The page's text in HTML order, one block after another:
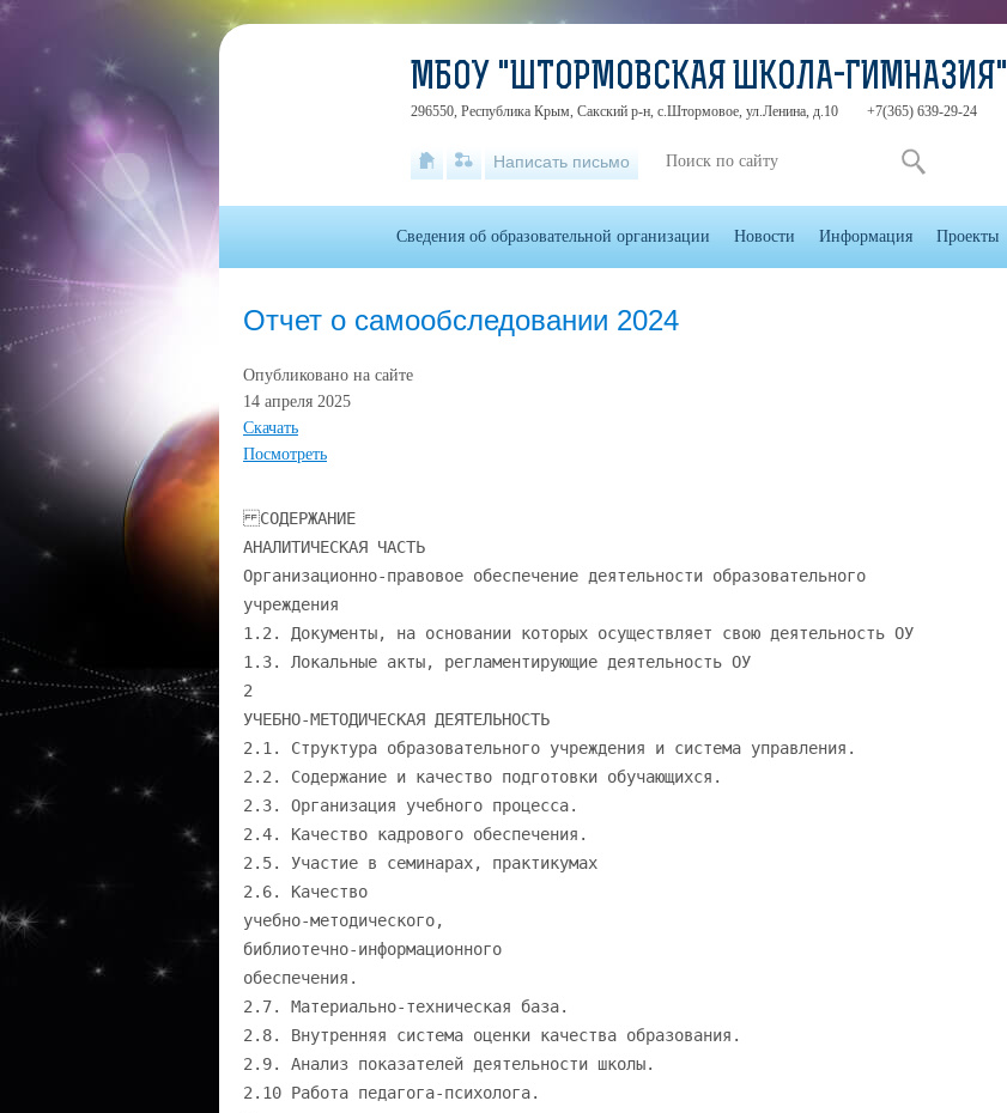
Отчет о самообследовании 2024
Опубликовано на сайте
14 апреля 2025
Скачать
Посмотреть
СОДЕРЖАНИЕ АНАЛИТИЧЕСКАЯ ЧАСТЬ Организационно-правовое обеспечение деятельности образовательного учреждения 1.2. Документы, на основании которых осуществляет свою деятельность ОУ 1.3. Локальные акты, регламентирующие деятельность ОУ 2 УЧЕБНО-МЕТОДИЧЕСКАЯ ДЕЯТЕЛЬНОСТЬ 2.1. Структура образовательного учреждения и система управления. 2.2. Содержание и качество подготовки обучающихся. 2.3. Организация учебного процесса. 2.4. Качество кадрового обеспечения. 2.5. Участие в семинарах, практикумах 2.6. Качество учебно-методического, библиотечно-информационного обеспечения. 2.7. Материально-техническая база. 2.8. Внутренняя система оценки качества образования. 2.9. Анализ показателей деятельности школы. 2.10 Работа педагога-психолога. 3 РЕЗУЛЬТАТЫ АНАЛИЗА, ОЦЕНКА ОБРАЗОВАТЕЛЬНОЙ ДЕЯТЕЛЬНОСТИ 3.1. Результаты основного государственного экзамена ГИА-9. 3.2. Результаты основного государственного экзамена ГИА-11. 3.3. Пути устранения низких показателей результатов ГИА. 3.4. Результаты ВПР 3.5. Результативность участия обучающихся в районных, республиканских, всероссийских научно-практических конкурсах. 3.6. Востребованность выпускников; 4 ХАРАКТЕРИСТИКА ВОСПИТАТЕЛЬНОЙ ДЕЯТЕЛЬНОСТИ 4.1. Организация внеурочной деятельности 5 ДОПОЛНИТЕЛЬНОЕ ОБРАЗОВАНИЕ ПРИЛОЖЕНИЯ 1 1.1. . 3 4 4 5 7 7 8 9 11 13 16 17 18 19 20 36 36 37 38 40 42 46 46 47 51 54 Отчет о самообследовании муниципального бюджетного общеобразовательного учреждения «Штормовская школа-гимназия» за 2024 год Нормативной правовой базой для проведения самообследования МБОУ «Штормовская школа – гимназия» служат документы: 1. Федеральный закон от 29.12.2012 № 273-ФЗ «Об образовании в Российской Федерации». 2. Порядок проведения самообследования образовательной организации, утвержденный приказом Минобрнауки России от 14.06.2013 № 462 (с изменениями, внесенными приказом Минобрнауки России от 14.12.2017 № 1218). 3. Показатели деятельности образовательной организации, подлежащей самообследованию, утвержденные приказом Минобрнауки России от 10.12.2013 № 1324 (с изменениями, внесенными приказом Минобрнауки России от 15.02.2017 № 136). 4. Письмо Федеральной службы по надзору в сфере образования и науки от 04.08.2017 № 05-375 «Методические рекомендации по организации и проведению органами исполнительной власти субъектов Российской Федерации, осуществляющими переданные полномочия Российской Федерации в сфере образования, проверок организаций, осуществляющих образовательную деятельность по образовательным программам начального общего, основного общего и среднего общего образования, в рамках федерального государственного надзора в сфере образования». В соответствии с пунктом 2 статьи 29 Федерального закона Российской Федерации от 29 декабря 2012г. № 273-ФЗ «Об образовании в Российской Федерации» «Образовательные организации обеспечивают открытость и доступность отчета о результатах самообследования», который в соответствии с пунктом 3 статьи 28 указанного закона предоставляют учредителю и общественности. Целями проведения самообследования являются обеспечение доступности и открытости информации о деятельности организации, а также подготовка отчета о результатах. Проводится ежегодно в апреле, администрацией школы в форме анализа. 1. АНАЛИТИЧЕСКАЯ ЧАСТЬ Муниципальное бюджетное общеобразовательное учреждение «Штормовская школагимназия» является муниципальным бюджетным общеобразовательным учреждением, переименованным на основании Постановления администрации Сакского района Республики Крым № 58 от 25.12.2014 г. ориентированным на всестороннее формирование личности обучающегося с учетом его физического и психического развития, индивидуальных возможностей и способностей. Развитие и совершенствование образовательного процесса, осуществление дополнительных мер социальной поддержки детей; формирование общей культуры личности обучающихся на основе усвоения обязательного минимума содержания образовательных программ, их адаптация к жизни в обществе, создание основы для осознанного выбора и последующего освоения профессиональных образовательных программ, воспитание гражданственности, трудолюбия, уважения к правам и свободам человека, любви к окружающей природе, Родине, семье, формированию здорового образа жизни. Принципами образовательной политики является следующее: - демократизация (сотрудничество педагогов и учеников, учащихся друг с другом, педагогов и родителей); - гуманизация (личностно-ориентированная педагогика, направленная на удовлетворение образовательных потребностей учащихся, их родителей, на выявление и развитие способностей каждого ученика, и одновременно обеспечивающая стандарт образования); - дифференциация (учет учебных, интеллектуальных, психологических особенностей учеников, их профессиональных склонностей); - индивидуализация (создание индивидуальной образовательной программы для каждого школьника в перспективе); - оптимизация процесса реального дополнительного образования. развития детей через интеграцию общего и 1.1. Организационно-правовое обеспечение деятельности ОУ Устав образовательного учреждения утвержден Постановлением Администрации Сакского района Республики Крым от 25.12.2012 г. № 58 Юридический и фактический адрес ОО: 296550, Российская Федерация, Республика Крым, Сакский район, с. Штормовое, ул. Ленина, дом 10. Телефон: 8 (06563) 92-9-24 E-mail: school_sakskiy-rayon22@crimeaedu.ru Сайт: https://shtormovskaya.krymschool.ru Организационно – правовая форма – бюджетное учреждение. Муниципальные образовательные услуги оказываются в соответствии с: - Федеральный Закон Российской Федерации №273-ФЗ от 29.12.2012 года «Об образовании в Российской Федерации»; - Лицензия на образовательную деятельность: серия 82Л01 № 0000331 от 23.06. 2016г; - Свидетельство о государственной аккредитации: серия 82А01 № 0000113 от 14.04. 2017г.; - Санитарно-эпидемиологическими правилами и нормативами СанПиН 2.4.2.2821-10 «Санитарно-эпидемиологические требования к организациям воспитания и обучения, отдыха и оздоровления детей и молодежи», утвержденными постановлением Главного государственного санитарного врача Российской Федерации от 28.09.2020 №28. - Уставом школы; - Муниципальным заданием школы; - Планом финансово-хозяйственной деятельности школы; - Участниками образовательных отношений в школе являются педагоги, обучающиеся, родители (законные представители). 1.2. Документы, на основании которых осуществляет свою деятельность ОУ: а) Лицензия на право ведения образовательной деятельности: серия 82Л01, регистрационный номер 0000113, выдана 25 марта 2016 г., срок действия лицензии бессрочно. МБОУ «Штормовская школа-гимназия» имеет лицензию на право ведения образовательной деятельности по следующим образовательным программам:  Основная образовательная программа начального общего образования (1-4 кл, ФГОС);  Основная образовательная программа основного общего образования (5-7 кл, ФГОС);  Основная образовательная программа среднего общего образования (10-11 кл, ФГОС);  Программа дополнительного образования; б) Свидетельство о государственной аккредитации серия 82А01 № 0000113 от 14.04.2017 г. В 2017 г. образовательное учреждение прошло государственную аккредитацию, приказ Минобразования Крыма от 14.04.2017 года № 934. Учредителем учреждения является муниципальное образование Сакский район Республики Крым. Функции и полномочия учредителя учреждения осуществляет администрация Сакского района Республики Крым. Собственником имущества учреждения является муниципальное образование Сакский район Республики Крым. Местонахождение Учредителя: 296500, г. Саки, ул. Ленина, 15 телефон: 8 (06563) 2-34-39 электронная почта: rayonosaki@mail.ru МБОУ «Штормовская школа-гимназия» является юридическим лицом, обладает обособленным имуществом на праве оперативного управления, самостоятельным балансом, лицевыми счетами в органах Федерального казначейства; имеет гербовую печать и со своим наименованием.                                              1.3. Локальные акты, регламентирующие деятельность ОУ: Правила внутреннего трудового распорядка обучающихся в ОО; Правила внутреннего распорядка; Порядок организации обучения на дому; Положение о ВШК; Положение о порядке проведения аттестации педагогических работников в целях подтверждения СЗД работниками ОО; Положение о внеурочной деятельности; Положение о порядке приема в школу; Положение о приеме детей в 1 класс; Положение об общем собрании трудового коллектива; Положение об использовании мобильных устройств; Положение о наставничестве; Положение о ведение личных дел обучающихся; Положение о взаимопосещении уроков; Положение о ВПР; Положение о правилах приема, перевода, выбытия, отчисления обучающихся; Положение о дежурном администраторе в школе; Положение о дополнительном образовании в школе; Положение о единых требованиях к устной и письменной речи об-ся; Положение о комиссии по трудовым спорам в школе; Положение о комиссии по урегулированию споров; Положение о МО; Положение о нормах профессиональной этики; Положение о педагогическом совете; Положение о порядке аттестации педагогических кадров; Положение о порядке и формах итоговой аттестации; Положение о порядке учета посещаемости; Положение о работе в Сферум; Положение о сайте школы; Положение о семейном образовании и самообразовании; Положение о системе оцениваниия образовательных достижений обучающихся; Положение о совете школы; Положение о формах, периодичности, порядке текущего контроля успеваемости; Положение о цифровой образовательной среде; Положение о языке обучения; Положение об индивидуальном учете обучающимися общеобразовательных программ; Положение об организации проектной деятельности; Положение об электронной информационно-образовательной среде; Порядок приема на обучение по образовательным программам начального общего, основного общего и среднего общего образования; Положение о ведении тетрадей; Положение о внутреннем трудовом распорядке; Положение о ликвидации академической задолженности; Положение о порядке хранения документов; Положение о
МБОУ "ШТОРМОВСКАЯ ШКОЛА-ГИМНАЗИЯ"
296550, Республика Крым, Сакский р-н, с.Штормовое, ул.Ленина, д.10 +7(365) 639-29-24
Написать письмо
Сведения об образовательной организации Новости Информация Проекты